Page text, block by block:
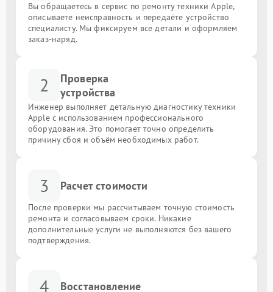
Вы обращаетесь в сервис по ремонту техники Apple,
описываете неисправность и передаёте устройство
специалисту. Мы фиксируем все детали и оформляем
заказ-наряд.
2
Проверка
устройства
Инженер выполняет детальную диагностику техники
Apple с использованием профессионального
оборудования. Это помогает точно определить
причину сбоя и объём необходимых работ.
3 Расчет стоимости
После проверки мы рассчитываем точную стоимость
ремонта и согласовываем сроки. Никакие
дополнительные услуги не выполняются без вашего
подтверждения.
4 Восстановление